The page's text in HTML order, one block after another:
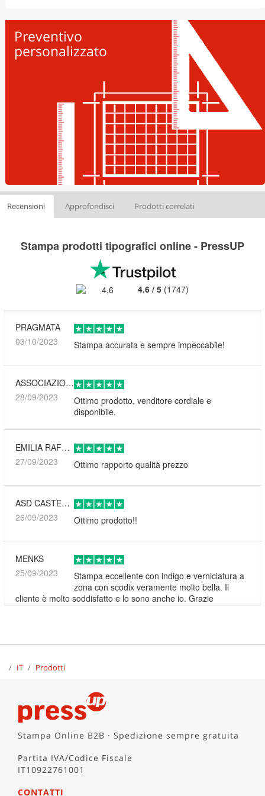
Automontante
Porta Depliant
Preventivo
personalizzato
Specifica le caratteristiche del tuo ordine e riceverai
un preventivo personalizzato.
Recensioni Approfondisci Prodotti correlati
Stampa prodotti tipografici online - PressUP
4.6 / 5 (1747)
PRAGMATA
03/10/2023
Stampa accurata e sempre impeccabile!
ASSOCIAZIONE CULTURALE ART-WAV
28/09/2023
Ottimo prodotto, venditore cordiale e
disponibile.
EMILIA RAFFAELA GRILLO
27/09/2023
Ottimo rapporto qualità prezzo
ASD CASTENASO ARCHERY TEAM
26/09/2023
Ottimo prodotto!!
MENKS
25/09/2023
Stampa eccellente con indigo e verniciatura a
zona con scodix veramente molto bella. Il
cliente è molto soddisfatto e lo sono anche io. Grazie
25/09/2023
25/09/2023
Ottimo prodotto, piccola pecca per la
rilegati con un elastico e così alcuni si sono rovinati, bastava
/ IT / Prodotti
Stampa Online B2B · Spedizione sempre gratuita
Partita IVA/Codice Fiscale
IT10922761001
CONTATTI